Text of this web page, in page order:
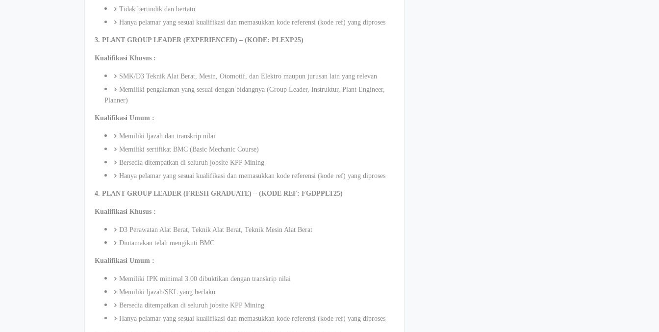
Tidak bertindik dan bertato
Hanya pelamar yang sesuai kualifikasi dan memasukkan kode referensi (kode ref) yang diproses
3. PLANT GROUP LEADER (EXPERIENCED) – (KODE: PLEXP25)
Kualifikasi Khusus :
SMK/D3 Teknik Alat Berat, Mesin, Otomotif, dan Elektro maupun jurusan lain yang relevan
Memiliki pengalaman yang sesuai dengan bidangnya (Group Leader, Instruktur, Plant Engineer,
Planner)
Kualifikasi Umum :
Memiliki ljazah dan transkrip nilai
Memiliki sertifikat BMC (Basic Mechanic Course)
Bersedia ditempatkan di seluruh jobsite KPP Mining
Hanya pelamar yang sesuai kualifikasi dan memasukkan kode referensi (kode ref) yang diproses
4. PLANT GROUP LEADER (FRESH GRADUATE) – (KODE REF: FGDPPLT25)
Kualifikasi Khusus :
D3 Perawatan Alat Berat, Teknik Alat Berat, Teknik Mesin Alat Berat
Diutamakan telah mengikuti BMC
Kualifikasi Umum :
Memiliki IPK minimal 3.00 dibuktikan dengan transkrip nilai
Memiliki ljazah/SKL yang berlaku
Bersedia ditempatkan di seluruh jobsite KPP Mining
Hanya pelamar yang sesuai kualifikasi dan memasukkan kode referensi (kode ref) yang diproses